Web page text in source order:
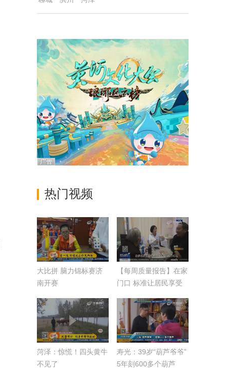
热门视频
大比拼 脑力锦标赛济
南开赛
【每周质量报告】在家
门口 标准让居民享受
菏泽：惊慌！四头黄牛
不见了
寿光：39岁“葫芦爷爷”
5年刻600多个葫芦